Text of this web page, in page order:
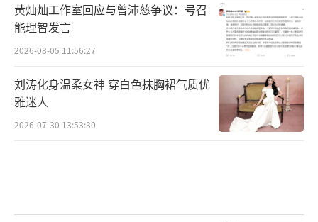
黄灿灿工作室回应与曾沛慈争议：号召
能理智发言
2026-08-05 11:56:27
刘涛化身温柔女神 穿白色抹胸裙气质优
雅迷人
2026-07-30 13:53:30